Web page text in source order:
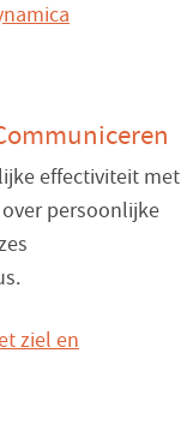
effectiviteit met
persoonlijke